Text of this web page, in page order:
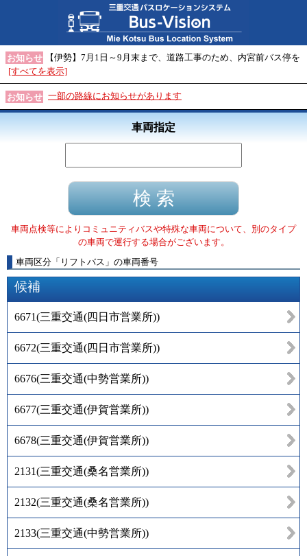
お知らせ
【伊勢】7月1日～9月末まで、道路工事のため、内宮前バス停を
[すべてを表示]
お知らせ 一部の路線にお知らせがあります
車両指定
車両点検等によりコミュニティバスや特殊な車両について、別のタイプ
の車両で運行する場合がございます。
車両区分 「 リフトバス 」 の車両番号
候補
6671(三重交通(四日市営業所))
6672(三重交通(四日市営業所))
6676(三重交通(中勢営業所))
6677(三重交通(伊賀営業所))
6678(三重交通(伊賀営業所))
2131(三重交通(桑名営業所))
2132(三重交通(桑名営業所))
2133(三重交通(中勢営業所))